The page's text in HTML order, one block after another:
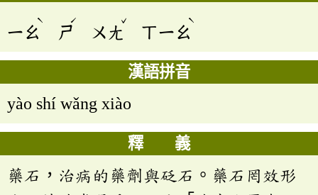
ㄧㄠ
ˋ
ㄕ
ˊ
ㄨㄤ
ˇ
ㄒㄧㄠ
ˋ
漢語拼音
yào shí wǎng xiào
釋 義
藥石，治病的藥劑與砭石。藥石罔效形